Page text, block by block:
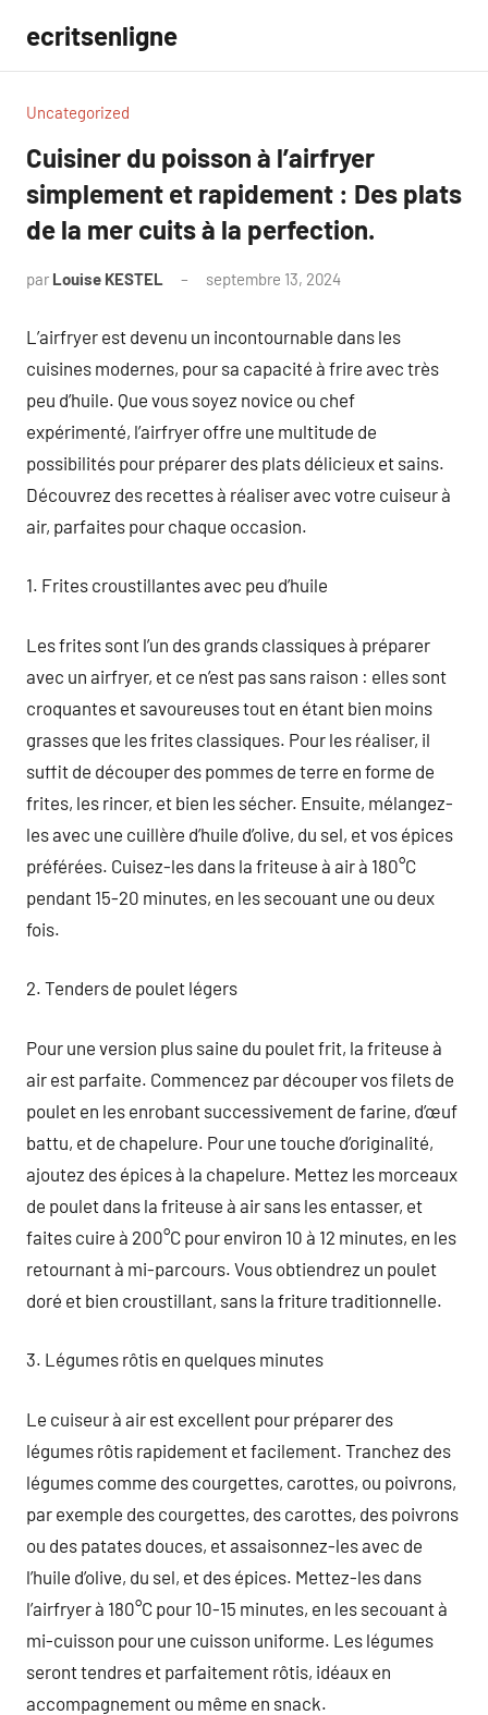
contenu
ecritsenligne
Uncategorized
Cuisiner du poisson à l’airfryer
simplement et rapidement : Des plats
de la mer cuits à la perfection.
par Louise KESTEL septembre 13, 2024
L’airfryer est devenu un incontournable dans les
cuisines modernes, pour sa capacité à frire avec très
peu d’huile. Que vous soyez novice ou chef
expérimenté, l’airfryer offre une multitude de
possibilités pour préparer des plats délicieux et sains.
Découvrez des recettes à réaliser avec votre cuiseur à
air, parfaites pour chaque occasion.
1. Frites croustillantes avec peu d’huile
Les frites sont l’un des grands classiques à préparer
avec un airfryer, et ce n’est pas sans raison : elles sont
croquantes et savoureuses tout en étant bien moins
grasses que les frites classiques. Pour les réaliser, il
suffit de découper des pommes de terre en forme de
frites, les rincer, et bien les sécher. Ensuite, mélangez-
les avec une cuillère d’huile d’olive, du sel, et vos épices
préférées. Cuisez-les dans la friteuse à air à 180°C
pendant 15-20 minutes, en les secouant une ou deux
fois.
2. Tenders de poulet légers
Pour une version plus saine du poulet frit, la friteuse à
air est parfaite. Commencez par découper vos filets de
poulet en les enrobant successivement de farine, d’œuf
battu, et de chapelure. Pour une touche d’originalité,
ajoutez des épices à la chapelure. Mettez les morceaux
de poulet dans la friteuse à air sans les entasser, et
faites cuire à 200°C pour environ 10 à 12 minutes, en les
retournant à mi-parcours. Vous obtiendrez un poulet
doré et bien croustillant, sans la friture traditionnelle.
3. Légumes rôtis en quelques minutes
Le cuiseur à air est excellent pour préparer des
légumes rôtis rapidement et facilement. Tranchez des
légumes comme des courgettes, carottes, ou poivrons,
par exemple des courgettes, des carottes, des poivrons
ou des patates douces, et assaisonnez-les avec de
l’huile d’olive, du sel, et des épices. Mettez-les dans
l’airfryer à 180°C pour 10-15 minutes, en les secouant à
mi-cuisson pour une cuisson uniforme. Les légumes
seront tendres et parfaitement rôtis, idéaux en
accompagnement ou même en snack.